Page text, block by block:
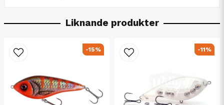
Liknande produkter
-15% -11%